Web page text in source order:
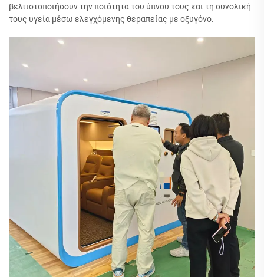
βελτιστοποιήσουν την ποιότητα του ύπνου τους και τη συνολική
τους υγεία μέσω ελεγχόμενης θεραπείας με οξυγόνο.